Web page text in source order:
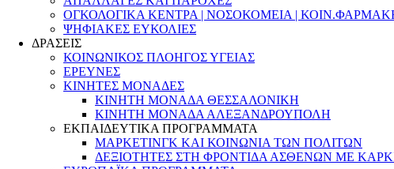
ΟΓΚΟΛΟΓΙΚΑ ΚΕΝΤΡΑ | ΝΟΣΟΚΟΜΕΙΑ |
ΨΗΦΙΑΚΕΣ ΕΥΚΟΛΙΕΣ
ΔΡΑΣΕΙΣ
ΚΟΙΝΩΝΙΚΟΣ ΠΛΟΗΓΟΣ ΥΓΕΙΑΣ
ΕΡΕΥΝΕΣ
ΚΙΝΗΤΕΣ ΜΟΝΑΔΕΣ
ΚΙΝΗΤΗ ΜΟΝΑΔΑ ΘΕΣΣΑΛΟΝΙΚΗ
ΚΙΝΗΤΗ ΜΟΝΑΔΑ ΑΛΕΞΑΝΔΡΟΥΠΟΛΗ
ΕΚΠΑΙΔΕΥΤΙΚΑ ΠΡΟΓΡΑΜΜΑΤΑ
ΜΑΡΚΕΤΙΝΓΚ ΚΑΙ ΚΟΙΝΩΝΙΑ ΤΩΝ ΠΟΛΙΤΩΝ
ΔΕΞΙΟΤΗΤΕΣ ΣΤΗ ΦΡΟΝΤΙΔΑ ΑΣΘΕΝΩΝ ΜΕ
Αναζήτηση για: